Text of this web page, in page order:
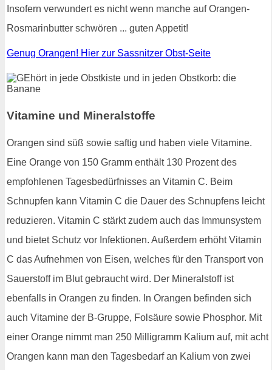
Insofern verwundert es nicht wenn manche auf Orangen-
Rosmarinbutter schwören ... guten Appetit!
Genug Orangen! Hier zur Sassnitzer Obst-Seite
Vitamine und Mineralstoffe
Orangen sind süß sowie saftig und haben viele Vitamine.
Eine Orange von 150 Gramm enthält 130 Prozent des
empfohlenen Tagesbedürfnisses an Vitamin C. Beim
Schnupfen kann Vitamin C die Dauer des Schnupfens leicht
reduzieren. Vitamin C stärkt zudem auch das Immunsystem
und bietet Schutz vor Infektionen. Außerdem erhöht Vitamin
C das Aufnehmen von Eisen, welches für den Transport von
Sauerstoff im Blut gebraucht wird. Der Mineralstoff ist
ebenfalls in Orangen zu finden. In Orangen befinden sich
auch Vitamine der B-Gruppe, Folsäure sowie Phosphor. Mit
einer Orange nimmt man 250 Milligramm Kalium auf, mit acht
Orangen kann man den Tagesbedarf an Kalium von zwei